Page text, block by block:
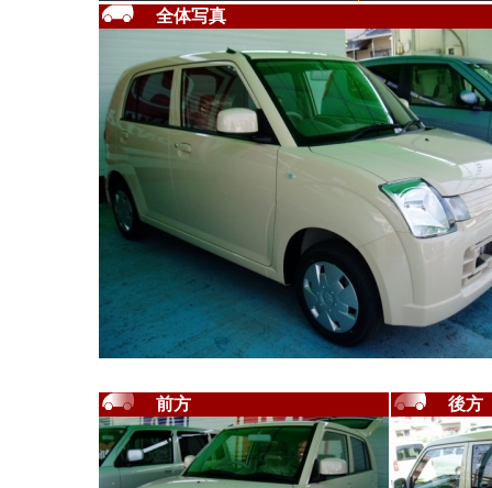
全体写真
前方 後方